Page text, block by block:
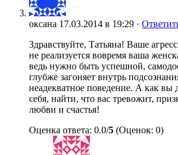
оксана 17.03.2014 в 19:29 ·
Здравствуйте, Татьяна! Ваше
не реализуется вовремя ваша
ведь нужно быть успешной,
глубже загоняет внутрь
неадекватное поведение. А как вы
себя, найти, что вас тревожит,
любви и счастья!
Оценка ответа: 0.0/5 (Оценок: 0)